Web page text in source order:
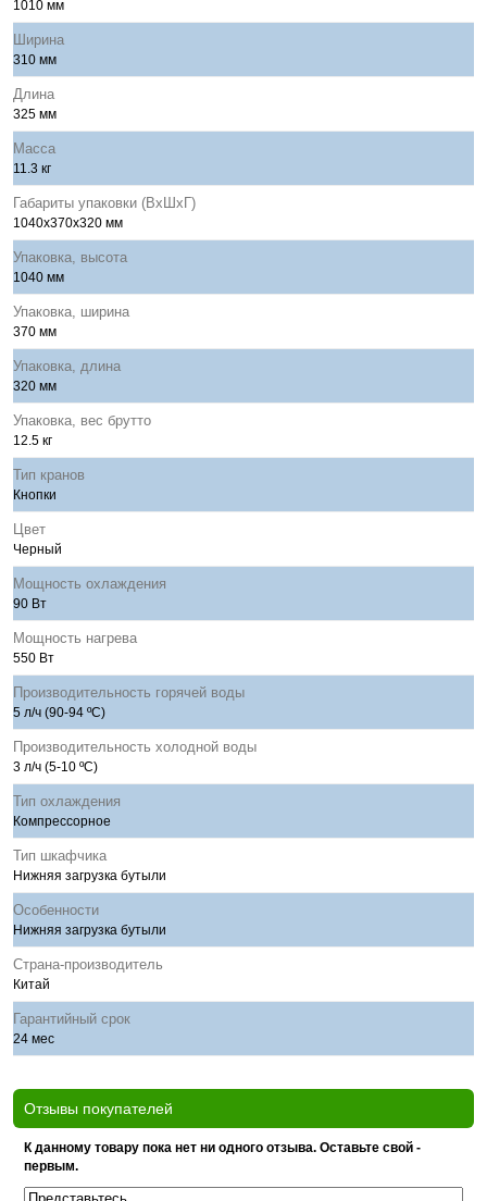
1010 мм
Ширина
310 мм
Длина
325 мм
Масса
11.3 кг
Габариты упаковки (ВхШхГ)
1040x370x320 мм
Упаковка, высота
1040 мм
Упаковка, ширина
370 мм
Упаковка, длина
320 мм
Упаковка, вес брутто
12.5 кг
Тип кранов
Кнопки
Цвет
Черный
Мощность охлаждения
90 Вт
Мощность нагрева
550 Вт
Производительность горячей воды
5 л/ч (90-94 ºС)
Производительность холодной воды
3 л/ч (5-10 ºС)
Тип охлаждения
Компрессорное
Тип шкафчика
Нижняя загрузка бутыли
Особенности
Нижняя загрузка бутыли
Страна-производитель
Китай
Гарантийный срок
24 мес
Отзывы покупателей
К данному товару пока нет ни одного отзыва. Оставьте свой -
первым.